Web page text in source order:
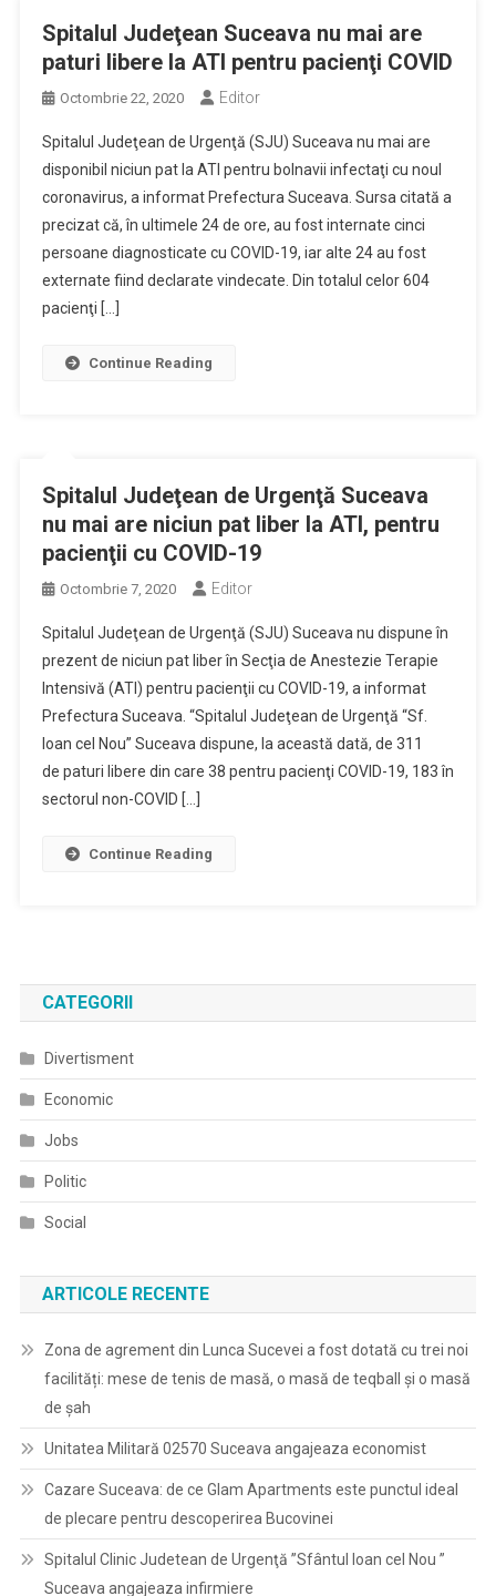
Spitalul Judeţean Suceava nu mai are
paturi libere la ATI pentru pacienţi COVID
Octombrie 22, 2020 Editor
Spitalul Judeţean de Urgenţă (SJU) Suceava nu mai are
disponibil niciun pat la ATI pentru bolnavii infectaţi cu noul
coronavirus, a informat Prefectura Suceava. Sursa citată a
precizat că, în ultimele 24 de ore, au fost internate cinci
persoane diagnosticate cu COVID-19, iar alte 24 au fost
externate fiind declarate vindecate. Din totalul celor 604
pacienţi […]
Continue Reading
Spitalul Judeţean de Urgenţă Suceava
nu mai are niciun pat liber la ATI, pentru
pacienţii cu COVID-19
Octombrie 7, 2020 Editor
Spitalul Judeţean de Urgenţă (SJU) Suceava nu dispune în
prezent de niciun pat liber în Secţia de Anestezie Terapie
Intensivă (ATI) pentru pacienţii cu COVID-19, a informat
Prefectura Suceava. “Spitalul Judeţean de Urgenţă “Sf.
Ioan cel Nou” Suceava dispune, la această dată, de 311
de paturi libere din care 38 pentru pacienţi COVID-19, 183 în
sectorul non-COVID […]
Continue Reading
CATEGORII
Divertisment
Economic
Jobs
Politic
Social
ARTICOLE RECENTE
Zona de agrement din Lunca Sucevei a fost dotată cu trei noi
facilități: mese de tenis de masă, o masă de teqball și o masă
de șah
Unitatea Militară 02570 Suceava angajeaza economist
Cazare Suceava: de ce Glam Apartments este punctul ideal
de plecare pentru descoperirea Bucovinei
Spitalul Clinic Judetean de Urgenţă ”Sfântul Ioan cel Nou ”
Suceava angajeaza infirmiere